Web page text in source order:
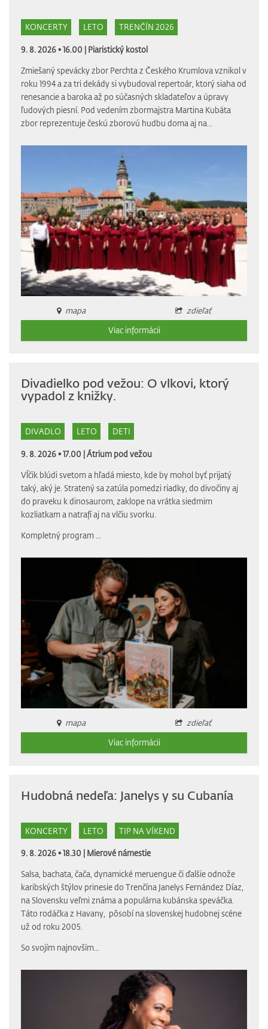
KONCERTY LETO TRENČÍN 2026
9. 8. 2026 • 16.00 | Piaristický kostol
Zmiešaný spevácky zbor Perchta z Českého Krumlova vznikol v
roku 1994 a za tri dekády si vybudoval repertoár, ktorý siaha od
renesancie a baroka až po súčasných skladateľov a úpravy
ľudových piesní. Pod vedením zbormajstra Martina Kubáta
zbor reprezentuje českú zborovú hudbu doma aj na...
mapa
zdieľať
Viac informácii
Divadielko pod vežou: O vlkovi, ktorý
vypadol z knižky.
DIVADLO LETO DETI
9. 8. 2026 • 17.00 |Átrium pod vežou
Vĺčik blúdi svetom a hľadá miesto, kde by mohol byť prijatý
taký, aký je. Stratený sa zatúla pomedzi riadky, do divočiny aj
do praveku k dinosaurom, zaklope na vrátka siedmim
kozliatkam a natrafí aj na vlčiu svorku.
Kompletný program
mapa
zdieľať
Viac informácii
Hudobná nedeľa: Janelys y su Cubanía
KONCERTY LETO TIP NA VÍKEND
9. 8. 2026 • 18.30 | Mierové námestie
Salsa, bachata, čača, dynamické meruengue či ďalšie odnože
karibských štýlov prinesie do Trenčína Janelys Fernández Díaz,
na Slovensku veľmi známa a populárna kubánska speváčka.
Táto rodáčka z Havany, pôsobí na slovenskej hudobnej scéne
už od roku 2005.
So svojím najnovším...